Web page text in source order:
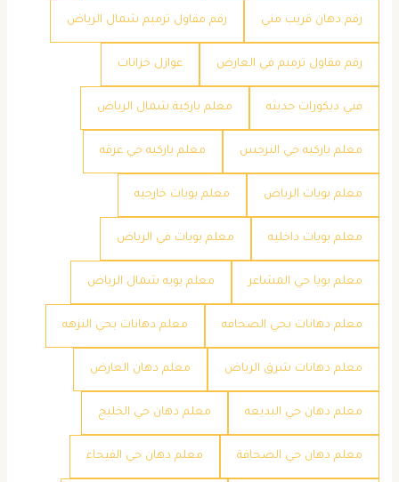
رقم دهان قريب مني رقم مقاول ترميم شمال الرياض
رقم مقاول ترميم في العارض عوازل خزانات
فني ديكورات حديثه معلم باركية شمال الرياض
معلم باركيه حي النرجس معلم باركيه حي عرقه
معلم بويات الرياض معلم بويات خارجيه
معلم بويات داخليه معلم بويات في الرياض
معلم بويا حي المشاعر معلم بويه شمال الرياض
معلم دهانات بحي الصحافه معلم دهانات بحي النزهه
معلم دهانات شرق الرياض معلم دهان العارض
معلم دهان حي البديعه معلم دهان حي الخليج
معلم دهان حي الصحافة معلم دهان حي الفيحاء